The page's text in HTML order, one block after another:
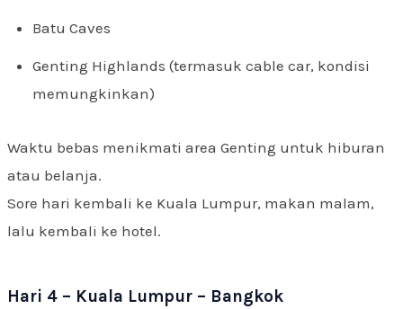
Batu Caves
Genting Highlands (termasuk cable car, kondisi
memungkinkan)
Waktu bebas menikmati area Genting untuk hiburan
atau belanja.
Sore hari kembali ke Kuala Lumpur, makan malam,
lalu kembali ke hotel.
Hari 4 – Kuala Lumpur – Bangkok